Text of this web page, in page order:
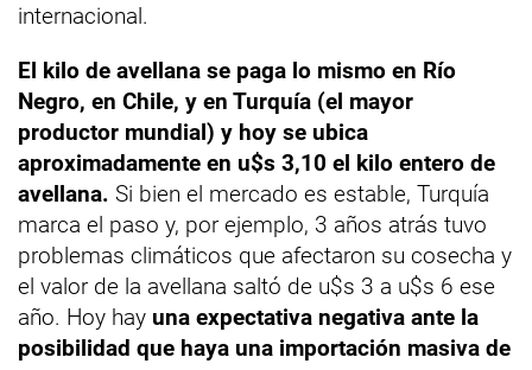
internacional.
El kilo de avellana se paga lo mismo en Río
Negro, en Chile, y en Turquía (el mayor
productor mundial) y hoy se ubica
aproximadamente en u$s 3,10 el kilo entero de
avellana. Si bien el mercado es estable, Turquía
marca el paso y, por ejemplo, 3 años atrás tuvo
problemas climáticos que afectaron su cosecha y
el valor de la avellana saltó de u$s 3 a u$s 6 ese
año. Hoy hay una expectativa negativa ante la
posibilidad que haya una importación masiva de